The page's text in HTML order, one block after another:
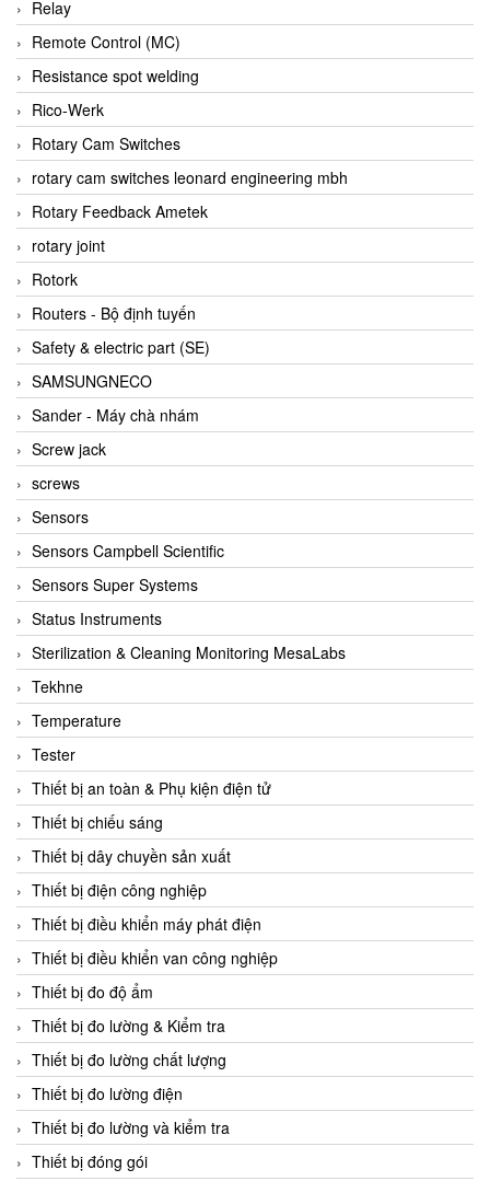
BLAGDON PUMP
Bloom Engineering
Boneng
Bopp & Reuther Messtechnik
Bosch
Boydcorp
BRAUN Vietnam
Brinkmann Pumpen
BRONKHORST
Brook Instrument
Brooks Instrument Vietnam
Buhler
BURLING INSTRUMENTS
Burster
BUSCHJOST
Calectro
Campbell Scientific
Canneed Vietnam
Cantoni
CAPS
CAREL Parts
CCS
CD Automation
CEAG Sicherheitst
CEIA Vietnam
Celduc Vietnam
Cemb
Centec GmbH
CEQUBE
CHAUVIN ARNOUX
Checkline
Chino
Chiyoda Seiki
Chiyoda-Tsusho
Chongqing Huaneng
Relay
Remote Control (MC)
Resistance spot welding
Rico-Werk
Rotary Cam Switches
rotary cam switches leonard engineering mbh
Rotary Feedback Ametek
rotary joint
Rotork
Routers - Bộ định tuyến
Safety & electric part (SE)
SAMSUNGNECO
Sander - Máy chà nhám
Screw jack
screws
Sensors
Sensors Campbell Scientific
Sensors Super Systems
Status Instruments
Sterilization & Cleaning Monitoring MesaLabs
Tekhne
Temperature
Tester
Thiết bị an toàn & Phụ kiện điện tử
Thiết bị chiếu sáng
Thiết bị dây chuyền sản xuất
Thiết bị điện công nghiệp
Thiết bị điều khiển máy phát điện
Thiết bị điều khiển van công nghiệp
Thiết bị đo độ ẩm
Thiết bị đo lường & Kiểm tra
Thiết bị đo lường chất lượng
Thiết bị đo lường điện
Thiết bị đo lường và kiểm tra
Thiết bị đóng gói